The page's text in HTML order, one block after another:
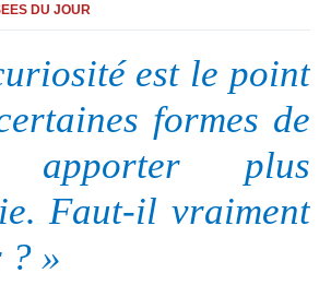
DU JOUR
est le point
formes de
apporter plus
Faut-il vraiment
? »